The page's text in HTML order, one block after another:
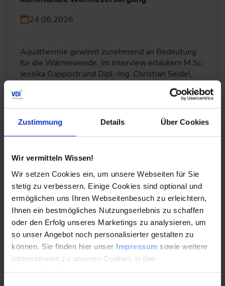
Zustimmung Details Über Cookies
Wir vermitteln Wissen!
Wir setzen Cookies ein, um unsere Webseiten für Sie
stetig zu verbessern. Einige Cookies sind optional und
ermöglichen uns Ihren Webseitenbesuch zu erleichtern,
Ihnen ein bestmögliches Nutzungserlebnis zu schaffen
oder den Erfolg unseres Marketings zu analysieren, um
so unser Angebot noch personalisierter gestalten zu
können. Sie finden hier unser Impressum sowie weitere
Informationen zu unseren Cookies in den
24.06.2026
Aquathermie gewinnt zunehmend an Bedeutung
für die Wärmewende. Im Interview erläutern M.Sc.
Jessika Gappisch und Dipl.-Ing. Christian Seidel,
Der Aufbau der Wasserstoffwirtschaft
schreitet voran
18.06.2026
Die Wasserstoffwirtschaft nimmt Fahrt auf – doch
Erzeugung und Verbrauch liegen oft räumlich und
zeitlich auseinander. Speicher- und…